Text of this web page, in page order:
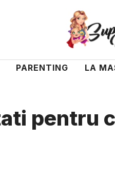
PARENTING LA
pentru